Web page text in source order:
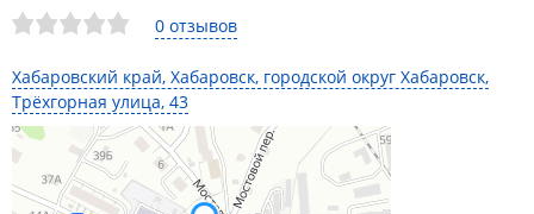
0 отзывов
Хабаровский край, Хабаровск, городской округ Хабаровск,
Трёхгорная улица, 43